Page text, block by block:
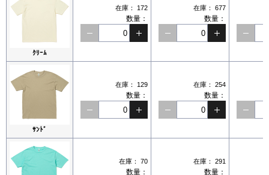
ｸﾘｰﾑ
在庫： 172
数量：
在庫： 677
数量：
ｻﾝﾄﾞ
在庫： 129
数量：
在庫： 254
数量：
在庫： 70
数量：
在庫： 291
数量：